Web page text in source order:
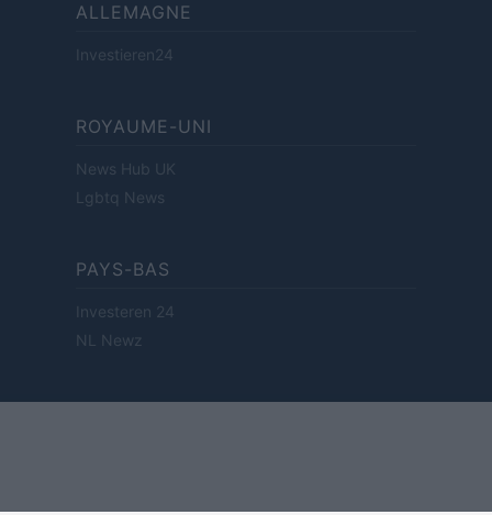
ALLEMAGNE
Investieren24
ROYAUME-UNI
News Hub UK
Lgbtq News
PAYS-BAS
Investeren 24
NL Newz